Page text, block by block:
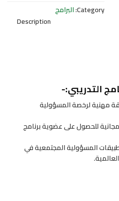
Category: البرامج
Description
التدريبي:-
مهنية لرخصة المسؤولية
للحصول على عضوية برنامج
المسؤولية المجتمعية في